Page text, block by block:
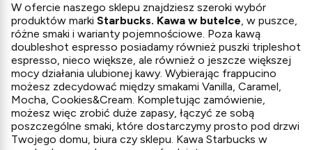
W ofercie naszego sklepu znajdziesz szeroki wybór
produktów marki Starbucks. Kawa w butelce, w puszce,
różne smaki i warianty pojemnościowe. Poza kawą
doubleshot espresso posiadamy również puszki tripleshot
espresso, nieco większe, ale również o jeszcze większej
mocy działania ulubionej kawy. Wybierając frappucino
możesz zdecydować między smakami Vanilla, Caramel,
Mocha, Cookies&Cream. Kompletując zamówienie,
możesz więc zrobić duże zapasy, łączyć ze sobą
poszczególne smaki, które dostarczymy prosto pod drzwi
Twojego domu, biura czy sklepu. Kawa Starbucks w